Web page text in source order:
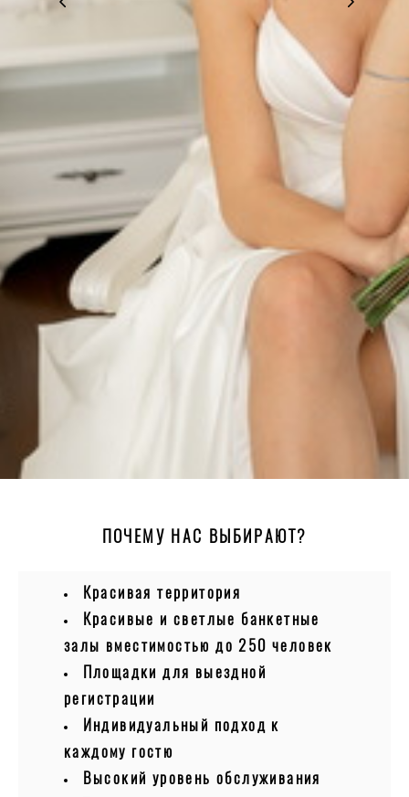
ПОЧЕМУ НАС ВЫБИРАЮТ?
Красивая территория
Красивые и светлые банкетные
залы вместимостью до 250 человек
Площадки для выездной
регистрации
Индивидуальный подход к
каждому гостю
Высокий уровень обслуживания